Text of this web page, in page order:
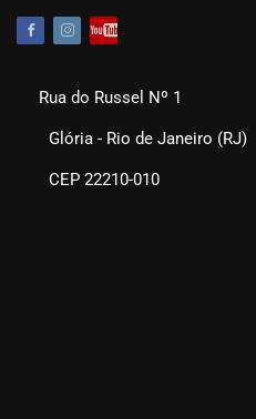
Rua do Russel Nº 1
Glória - Rio de Janeiro (RJ)
CEP 22210-010